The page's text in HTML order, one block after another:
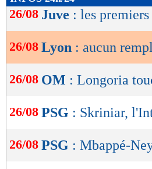
de
OK
26/08 Juve : les
26/08 Lyon : aucun
26/08 OM : Longoria
26/08 PSG : Skriniar,
26/08 PSG : Mbappé-